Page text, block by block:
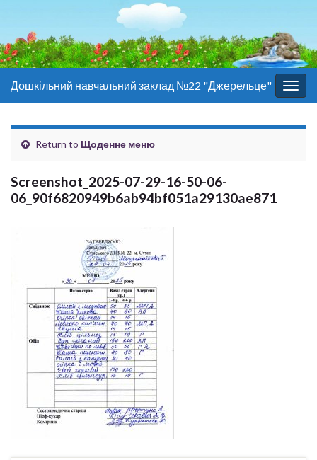
Дошкільний навчальний заклад №22 "Джерельце"
Return to Щоденне меню
Screenshot_2025-07-29-16-50-06-
06_90f6820949b6ab94bf051a29130ae871